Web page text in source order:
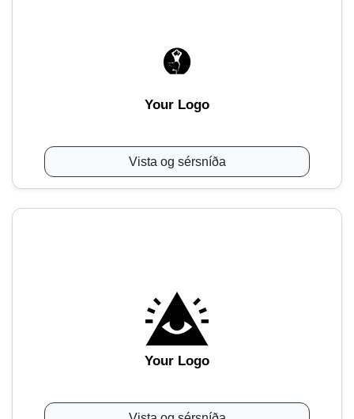
Your Logo
Vista og sérsníða
Your Logo